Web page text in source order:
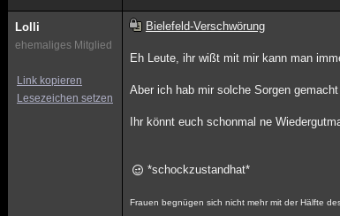
Lolli
ehemaliges Mitglied
Link kopieren
Lesezeichen setzen
Bielefeld-Verschwörung
Eh Leute, ihr wißt mit mir kann man
Aber ich hab mir solche Sorgen
Ihr könnt euch schonmal ne
*schockzustandhat*
Frauen begnügen sich nicht mehr mit der Hälfte